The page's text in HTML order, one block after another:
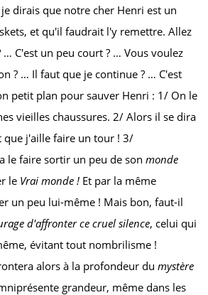
dirais que notre cher Henri est un
et qu'il faudrait l'y remettre. Allez
… C'est un peu court ? … Vous voulez
? … Il faut que je continue ? … C'est
petit plan pour sauver Henri : 1/ On le
vieilles chaussures. 2/ Alors il se dira
que j'aille faire un tour ! 3/
le faire sortir un peu de son monde
le Vrai monde ! Et par la même
un peu lui-même ! Mais bon, faut-il
d'affronter ce cruel silence, celui qui
évitant tout nombrilisme !
alors à la profondeur du mystère
grandeur, même dans les